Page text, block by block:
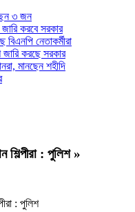
৩ জন
করবে সরকার
নেতাকর্মীরা
করছে সরকার
মানছেন শহীদি
শিল্পীরা : পুলিশ »